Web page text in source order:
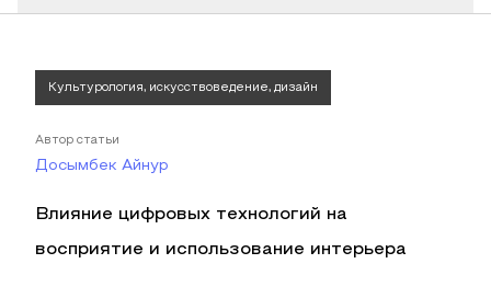
Культурология, искусствоведение, дизайн
Автор статьи
Досымбек Айнур
Влияние цифровых технологий на
восприятие и использование интерьера